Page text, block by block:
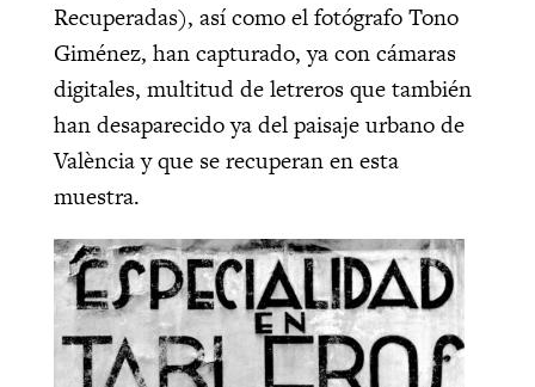
Recuperadas), así como el fotógrafo Tono
Giménez, han capturado, ya con cámaras
digitales, multitud de letreros que también
han desaparecido ya del paisaje urbano de
València y que se recuperan en esta
muestra.